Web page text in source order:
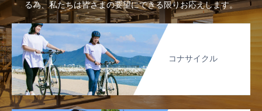
る為、私たちは皆さまの要望にできる限りお応えします。
コナサイクル